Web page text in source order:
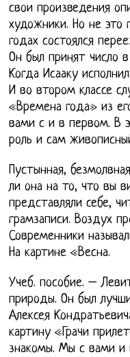
свои произведения
художники. Но не это
годах состоялся
Он был принят число
Когда Исааку
И во втором классе
«Времена года» из
вами с и в первом. В
роль и сам
Пустынная,
ли она на то, что вы
представляли себе,
грамзаписи. Воздух
Современники
На картине «Весна.
Учеб. пособие. –
природы. Он был
Алексея
картину «Грачи
знакомы. Мы с вами и